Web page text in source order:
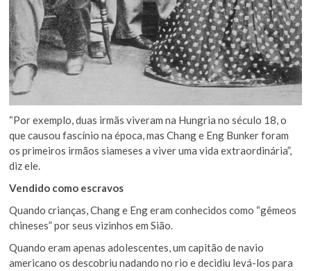
“Por exemplo, duas irmãs viveram na Hungria no século 18, o
que causou fascínio na época, mas Chang e Eng Bunker foram
os primeiros irmãos siameses a viver uma vida extraordinária”,
diz ele.
Vendido como escravos
Quando crianças, Chang e Eng eram conhecidos como “gêmeos
chineses” por seus vizinhos em Sião.
Quando eram apenas adolescentes, um capitão de navio
americano os descobriu nadando no rio e decidiu levá-los para